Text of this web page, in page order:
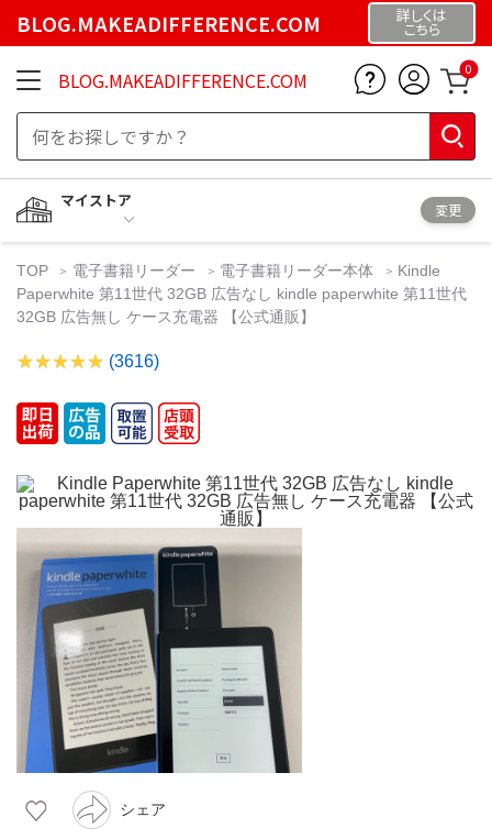
BLOG.MAKEADIFFERENCE.COM 詳しくは
こちら
BLOG.MAKEADIFFERENCE.COM 0
マイストア
変更
TOP 電子書籍リーダー 電子書籍リーダー本体
Kindle
Paperwhite 第11世代 32GB 広告なし kindle paperwhite 第11世代
32GB 広告無し ケース充電器 【公式通販】
(3616)
シェア